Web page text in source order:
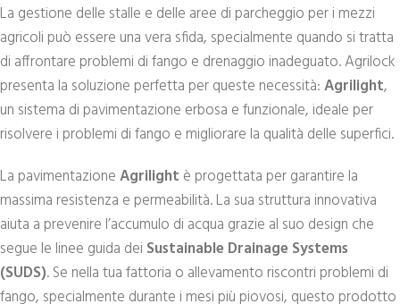
La gestione delle stalle e delle aree di parcheggio per i mezzi
agricoli può essere una vera sfida, specialmente quando si tratta
di affrontare problemi di fango e drenaggio inadeguato. Agrilock
presenta la soluzione perfetta per queste necessità:Agrilight,
un sistema di pavimentazione erbosa e funzionale, ideale per
risolvere i problemi di fango e migliorare la qualità delle superfici.
La pavimentazioneAgrilight è progettata per garantire la
massima resistenza e permeabilità. La sua struttura innovativa
aiuta a prevenire l’accumulo di acqua grazie al suo design che
segue le linee guida dei Sustainable Drainage Systems
(SUDS). Se nella tua fattoria o allevamento riscontri problemi di
fango, specialmente durante i mesi più piovosi, questo prodotto